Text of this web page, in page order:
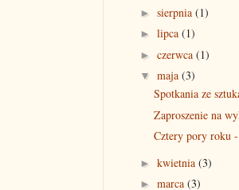
►sierpnia(1)
►lipca(1)
►czerwca(1)
▼maja(3)
Spotkania ze
Zaproszenie na
Cztery pory roku
►kwietnia(3)
►marca(3)